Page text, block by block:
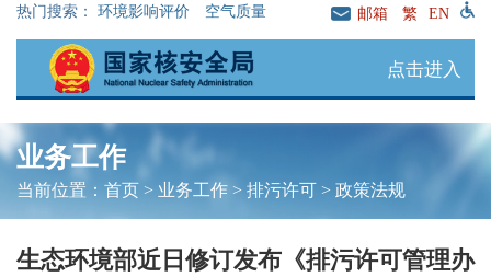
热门搜索： 环境影响评价 空气质量 邮箱 繁 EN
点击进入
业务工作
当前位置： 首页> 业务工作> 排污许可> 政策法规
生态环境部近日修订发布《排污许可管理办